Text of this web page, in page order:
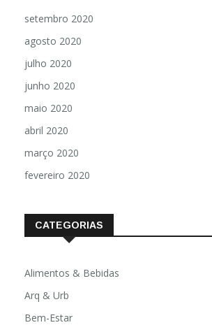
setembro 2020
agosto 2020
julho 2020
junho 2020
maio 2020
abril 2020
março 2020
fevereiro 2020
CATEGORIAS
Alimentos & Bebidas
Arq & Urb
Bem-Estar